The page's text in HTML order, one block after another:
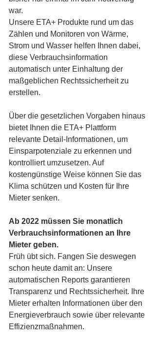
war.
Unsere ETA+ Produkte rund um das
Zählen und Monitoren von Wärme,
Strom und Wasser helfen Ihnen dabei,
diese Verbrauchsinformation
automatisch unter Einhaltung der
maßgeblichen Rechtssicherheit zu
erstellen.
Über die gesetzlichen Vorgaben hinaus
bietet Ihnen die ETA+ Plattform
relevante Detail-Informationen, um
Einsparpotenziale zu erkennen und
kontrolliert umzusetzen. Auf
kostengünstige Weise können Sie das
Klima schützen und Kosten für Ihre
Mieter senken.
Ab 2022 müssen Sie monatlich
Verbrauchsinformationen an Ihre
Mieter geben.
Früh übt sich. Fangen Sie deswegen
schon heute damit an: Unsere
automatischen Reports garantieren
Transparenz und Rechtssicherheit. Ihre
Mieter erhalten Informationen über den
Energieverbrauch sowie über relevante
Effizienzmaßnahmen.